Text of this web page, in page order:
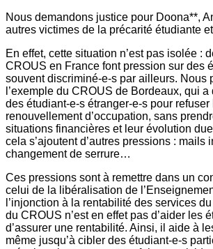
Nous demandons justice pour Doona**,
autres victimes de la précarité étudiante
En effet, cette situation n’est pas isolée :
CROUS en France font pression sur des
souvent discriminé-e-s par ailleurs. Nous
l’exemple du CROUS de Bordeaux, qui
des étudiant-e-s étranger-e-s pour
renouvellement d’occupation, sans
situations financières et leur évolution
cela s’ajoutent d’autres pressions : mails
changement de serrure…
Ces pressions sont à remettre dans un
celui de la libéralisation de
l’injonction à la rentabilité des services
du CROUS n’est en effet pas d’aider les
d’assurer une rentabilité. Ainsi, il aide à
même jusqu’à cibler des étudiant-e-s